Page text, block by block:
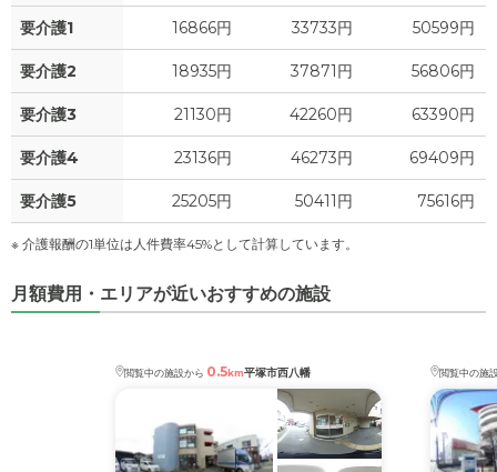
要介護1 16866円 33733円 50599円
要介護2 18935円 37871円 56806円
要介護3 21130円 42260円 63390円
要介護4 23136円 46273円 69409円
要介護5 25205円 50411円 75616円
※ 介護報酬の1単位は人件費率45%として計算しています。
月額費用・エリアが近いおすすめの施設
閲覧中の施設から 0.5km平塚市西八幡 閲覧中の施